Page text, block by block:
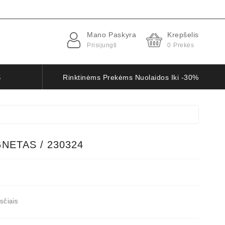
Mano Paskyra
Prisijungti
Krepšelis
0 Prekės
Rinktinėms Prekėms Nuolaidos Iki -30%
/ 230324